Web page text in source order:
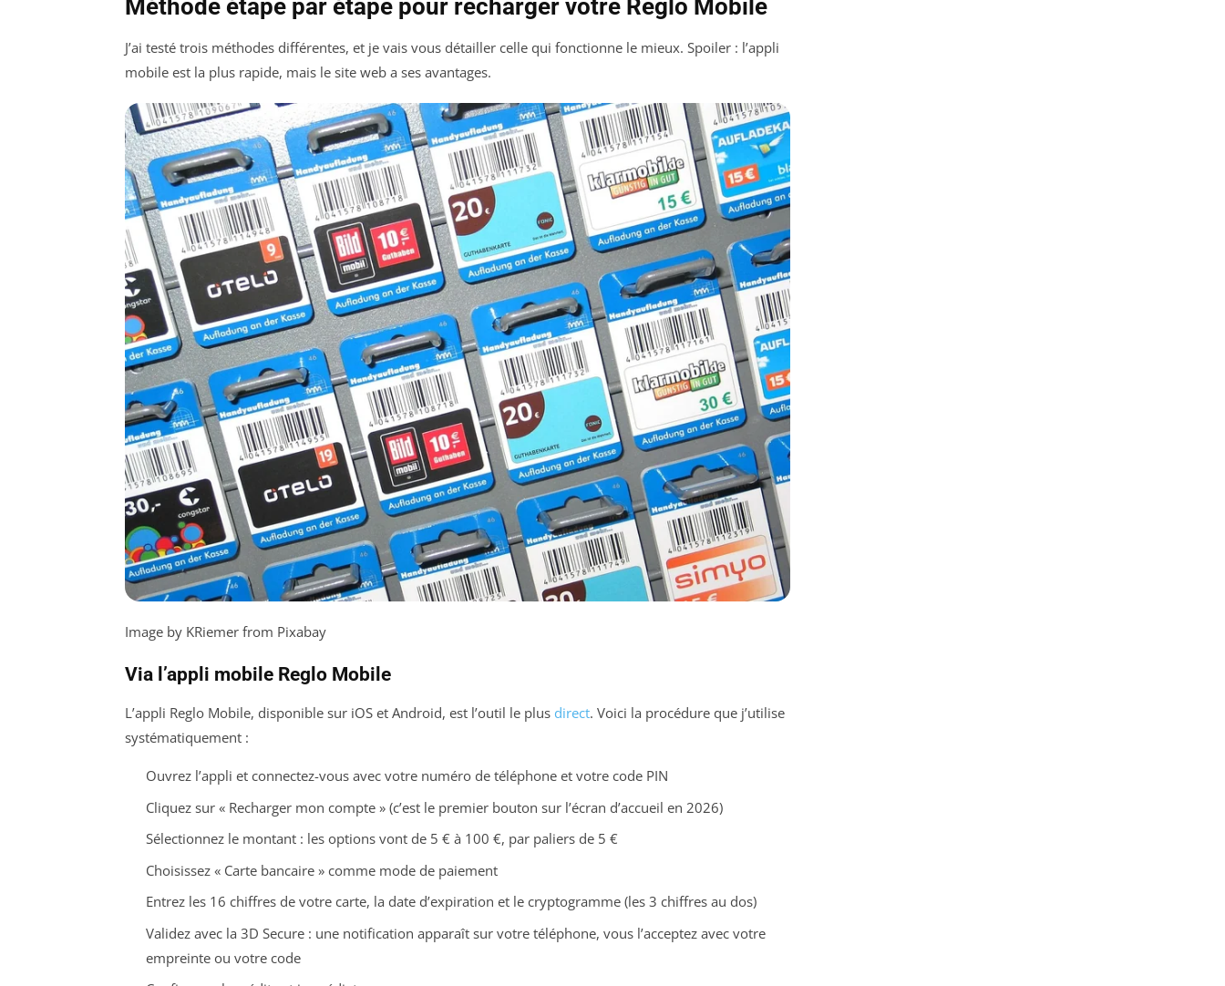
Méthode étape par étape pour recharger votre Reglo Mobile
J’ai testé trois méthodes différentes, et je vais vous détailler celle qui fonctionne le mieux. Spoiler : l’appli
mobile est la plus rapide, mais le site web a ses avantages.
Image by KRiemer from Pixabay
Via l’appli mobile Reglo Mobile
L’appli Reglo Mobile, disponible sur iOS et Android, est l’outil le plus direct. Voici la procédure que j’utilise
systématiquement :
Ouvrez l’appli et connectez-vous avec votre numéro de téléphone et votre code PIN
Cliquez sur « Recharger mon compte » (c’est le premier bouton sur l’écran d’accueil en 2026)
Sélectionnez le montant : les options vont de 5 € à 100 €, par paliers de 5 €
Choisissez « Carte bancaire » comme mode de paiement
Entrez les 16 chiffres de votre carte, la date d’expiration et le cryptogramme (les 3 chiffres au dos)
Validez avec la 3D Secure : une notification apparaît sur votre téléphone, vous l’acceptez avec votre
empreinte ou votre code